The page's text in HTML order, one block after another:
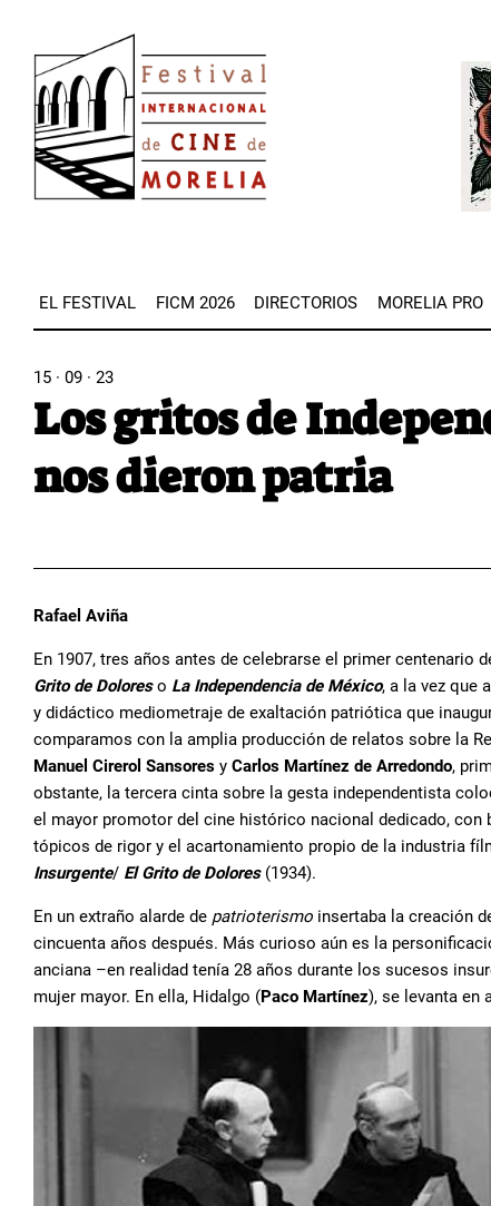
contenido
principal
EL FESTIVAL FICM 2026 DIRECTORIOS MORELIA PRO
15 · 09 · 23
Los gritos de
nos dieron patria
Rafael Aviña
En 1907, tres años antes de celebrarse el primer centenario
Grito de Doloreso La Independencia de México, a la vez que
y didáctico mediometraje de exaltación patriótica que
comparamos con la amplia producción de relatos sobre la
Manuel Cirerol Sansores y Carlos Martínez de Arredondo,
obstante, la tercera cinta sobre la gesta independentista
el mayor promotor del cine histórico nacional dedicado,
tópicos de rigor y el acartonamiento propio de la industria
Insurgente/ El Grito de Dolores (1934).
En un extraño alarde de patrioterismo insertaba la creación
cincuenta años después. Más curioso aún es la
anciana –en realidad tenía 28 años durante los sucesos
mujer mayor. En ella, Hidalgo (Paco Martínez), se levanta en